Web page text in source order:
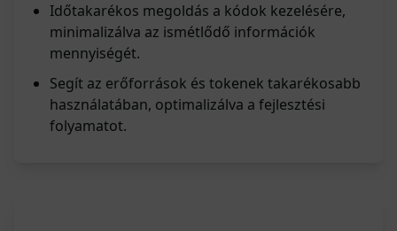
Időtakarékos megoldás a kódok kezelésére,
minimalizálva az ismétlődő információk
mennyiségét.
Segít az erőforrások és tokenek takarékosabb
használatában, optimalizálva a fejlesztési
folyamatot.